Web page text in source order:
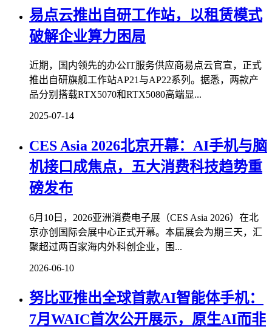
易点云推出自研工作站，以租赁模式
破解企业算力困局
近期，国内领先的办公IT服务供应商易点云官宣，正式
推出自研旗舰工作站AP21与AP22系列。据悉，两款产
品分别搭载RTX5070和RTX5080高端显...
2025-07-14
CES Asia 2026北京开幕：AI手机与脑
机接口成焦点，五大消费科技趋势重
磅发布
6月10日，2026亚洲消费电子展（CES Asia 2026）在北
京亦创国际会展中心正式开幕。本届展会为期三天，汇
聚超过两百家海内外科创企业，围...
2026-06-10
努比亚推出全球首款AI智能体手机：
7月WAIC首次公开展示，原生AI而非